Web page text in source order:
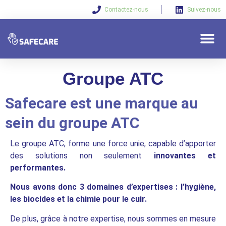
Contactez-nous Suivez-nous
Groupe ATC
Safecare est une marque au
sein du groupe ATC
Le groupe ATC, forme une force unie, capable d’apporter
des solutions non seulement innovantes et
performantes.
Nous avons donc 3 domaines d’expertises : l’hygiène,
les biocides et la chimie pour le cuir.
De plus, grâce à notre expertise, nous sommes en mesure